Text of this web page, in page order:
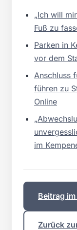
„Ich will
Fuß zu
Parken in
vor dem
Anschluss
führen zu
Online
im
Beitrag
Zurück